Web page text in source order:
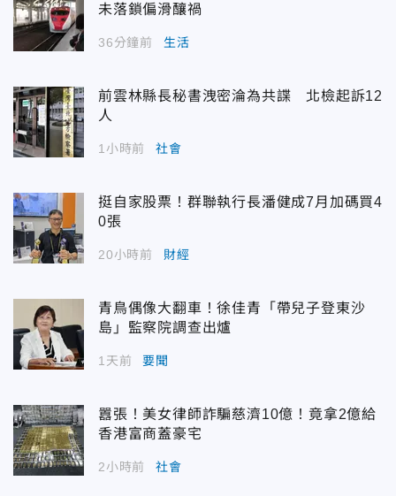
未落鎖偏滑釀禍
36分鐘前 生活
前雲林縣長秘書洩密淪為共諜 北檢起訴12
人
1小時前 社會
挺自家股票！群聯執行長潘健成7月加碼買4
0張
20小時前 財經
青鳥偶像大翻車！徐佳青「帶兒子登東沙
島」監察院調查出爐
1天前 要聞
囂張！美女律師詐騙慈濟10億！竟拿2億給
香港富商蓋豪宅
2小時前 社會